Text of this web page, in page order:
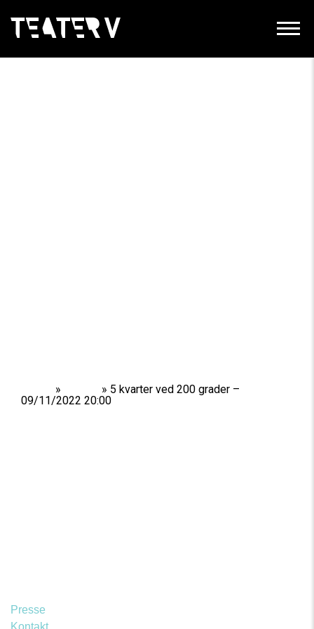
» » 5 kvarter ved 200 grader –
09/11/2022 20:00
Presse
Kontakt